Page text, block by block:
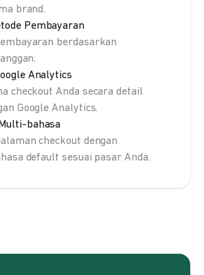
brand.
Pembayaran
berdasarkan
Analytics
checkout Anda secara detail
Google Analytics.
bahasa
checkout dengan
default sesuai pasar Anda.